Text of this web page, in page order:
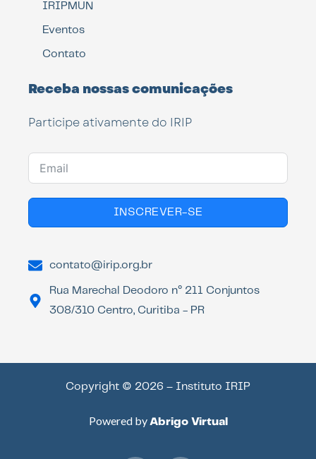
IRIPMUN
Eventos
Contato
Receba nossas comunicações
Participe ativamente do IRIP
INSCREVER-SE
contato@irip.org.br
Rua Marechal Deodoro n° 211 Conjuntos
308/310 Centro, Curitiba - PR
Copyright © 2026 – Instituto IRIP
Powered by Abrigo Virtual